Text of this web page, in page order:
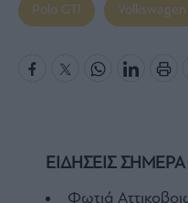
Polo GTI Volkswagen
ΕΙΔΗΣΕΙΣ ΣΗΜΕΡΑ
Φωτιά